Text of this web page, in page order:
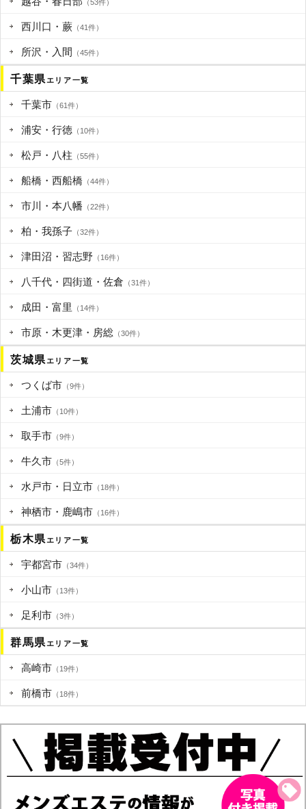
（53件）
西川口・蕨 （41件）
所沢・入間 （45件）
千葉県エリア一覧
千葉市 （61件）
浦安・行徳 （10件）
松戸・八柱 （55件）
船橋・西船橋 （44件）
市川・本八幡 （22件）
柏・我孫子 （32件）
津田沼・習志野 （16件）
八千代・四街道・佐倉 （31件）
成田・富里 （14件）
市原・木更津・房総 （30件）
茨城県エリア一覧
つくば市 （9件）
土浦市 （10件）
取手市 （9件）
牛久市 （5件）
水戸市・日立市 （18件）
神栖市・鹿嶋市 （16件）
栃木県エリア一覧
宇都宮市 （34件）
小山市 （13件）
足利市 （3件）
群馬県エリア一覧
高崎市 （19件）
前橋市 （18件）